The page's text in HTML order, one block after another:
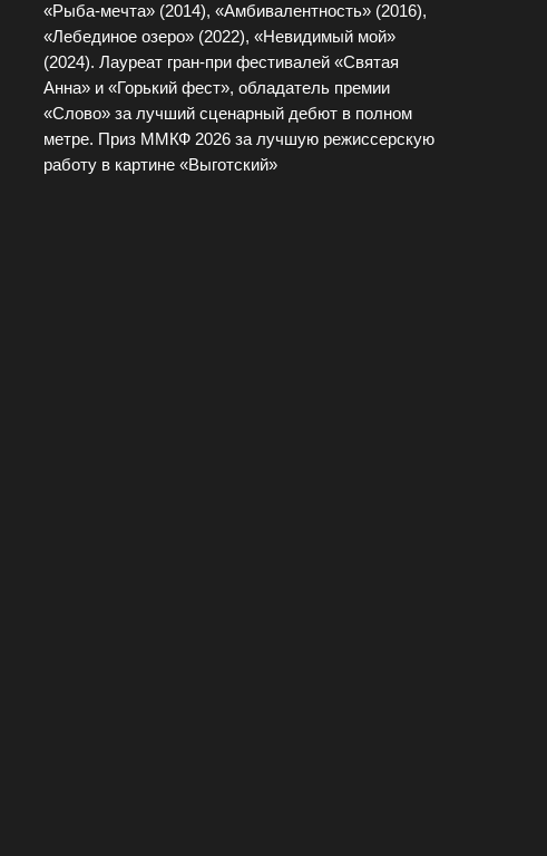
«Рыба-мечта» (2014), «Амбивалентность» (2016),
«Лебединое озеро» (2022), «Невидимый мой»
(2024). Лауреат гран-при фестивалей «Святая
Анна» и «Горький фест», обладатель премии
«Слово» за лучший сценарный дебют в полном
метре. Приз ММКФ 2026 за лучшую режиссерскую
работу в картине «Выготский»